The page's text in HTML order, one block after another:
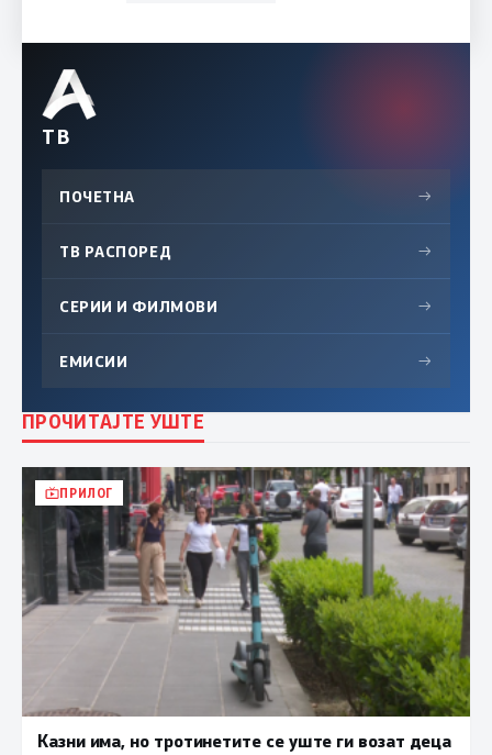
ТВ
ПОЧЕТНА →
ТВ РАСПОРЕД →
СЕРИИ И ФИЛМОВИ →
ЕМИСИИ →
ПРОЧИТАЈТЕ УШТЕ
ПРИЛОГ
Казни има, но тротинетите се уште ги возат деца